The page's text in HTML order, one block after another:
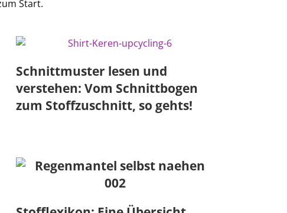
Start.
Schnittmuster lesen und
verstehen: Vom Schnittbogen
zum Stoffzuschnitt, so gehts!